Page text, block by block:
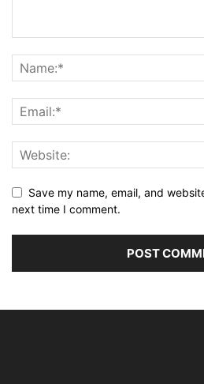
Save my name, email, and
next time I comment.